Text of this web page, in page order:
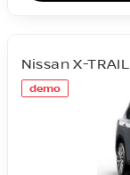
demo
Nissan X-TRAIL